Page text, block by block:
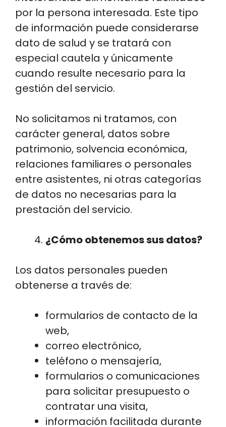
por la persona interesada. Este tipo
de información puede considerarse
dato de salud y se tratará con
especial cautela y únicamente
cuando resulte necesario para la
gestión del servicio.
No solicitamos ni tratamos, con
carácter general, datos sobre
patrimonio, solvencia económica,
relaciones familiares o personales
entre asistentes, ni otras categorías
de datos no necesarias para la
prestación del servicio.
¿Cómo obtenemos sus datos?
Los datos personales pueden
obtenerse a través de:
formularios de contacto de la
web,
correo electrónico,
teléfono o mensajería,
formularios o comunicaciones
para solicitar presupuesto o
contratar una visita,
información facilitada durante